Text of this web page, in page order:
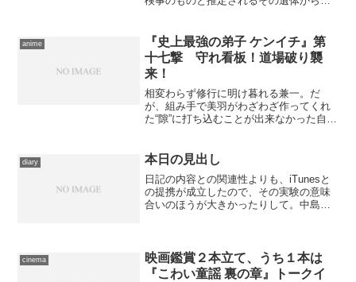
れるが、殺害された状況が特定できな
い。様々な事実から、女性の...
anime
『史上最強の弟子 ケンイチ』第
十七撃 守れ看板！道場破り襲
来！
相変わらず修行に明け暮れる兼一。だ
が、組み手で美羽がわざわざ作ってくれ
た“隙”に打ち込むことが出来なかった自分
る。しかも、師匠連が総出で留守にして
いるときに―― 崩れ気...
diary 本日の見出し
日記の内容との関連性よりも、iTunesと
の提携が成立したので、その実験の意味
合いのほうが大きかったりして。中島み
cinema
映画鑑賞２本立て、うち１本は
『こわい童謡 裏の章』トークイ